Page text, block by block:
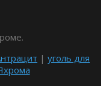
| уголь для